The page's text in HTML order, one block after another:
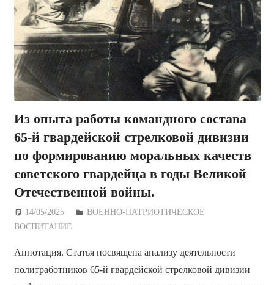
Из опыта работы командного состава
65-й гвардейской стрелковой дивизии
по формированию моральных качеств
советского гвардейца в годы Великой
Отечественной войны.
14/05/2025 Дежурный по Редакции
ВОЕННО-ПАТРИОТИЧЕСКОЕ
ВОСПИТАНИЕ
Аннотация. Статья посвящена анализу деятельности
политработников 65-й гвардейской стрелковой дивизии